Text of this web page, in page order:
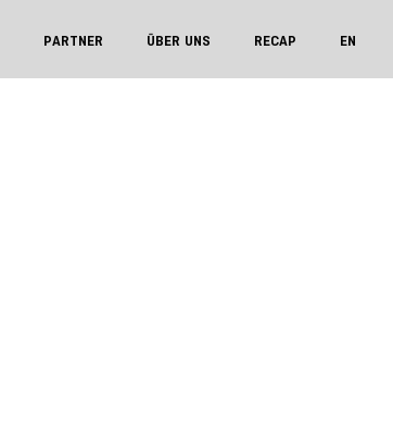
PARTNER ÜBER UNS RECAP EN